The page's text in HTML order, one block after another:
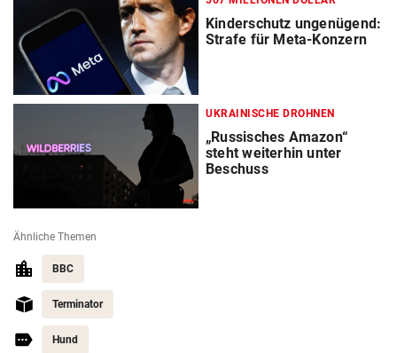
Kinderschutz ungenügend:
Strafe für Meta-Konzern
UKRAINISCHE DROHNEN
„Russisches Amazon“
steht weiterhin unter
Beschuss
Ähnliche Themen
BBC
Terminator
Hund